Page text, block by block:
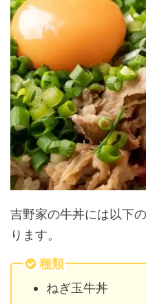
吉野家の牛丼には以下
ります。
種類
ねぎ玉牛丼